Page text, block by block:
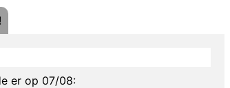
je kind! Laat het zonder mondmasker uit
You
God en de duivel bestaan enkel in
Never argue with idiots. They will bring you
er op 07/08: